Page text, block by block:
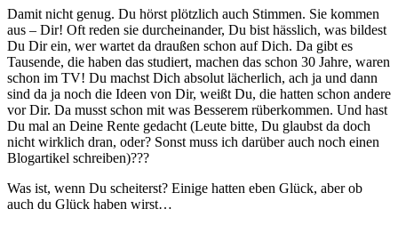
Damit nicht genug. Du hörst plötzlich auch Stimmen. Sie kommen
aus – Dir! Oft reden sie durcheinander, Du bist hässlich, was bildest
Du Dir ein, wer wartet da draußen schon auf Dich. Da gibt es
Tausende, die haben das studiert, machen das schon 30 Jahre, waren
schon im TV! Du machst Dich absolut lächerlich, ach ja und dann
sind da ja noch die Ideen von Dir, weißt Du, die hatten schon andere
vor Dir. Da musst schon mit was Besserem rüberkommen. Und hast
Du mal an Deine Rente gedacht (Leute bitte, Du glaubst da doch
nicht wirklich dran, oder? Sonst muss ich darüber auch noch einen
Blogartikel schreiben)???
Was ist, wenn Du scheiterst? Einige hatten eben Glück, aber ob
auch du Glück haben wirst…